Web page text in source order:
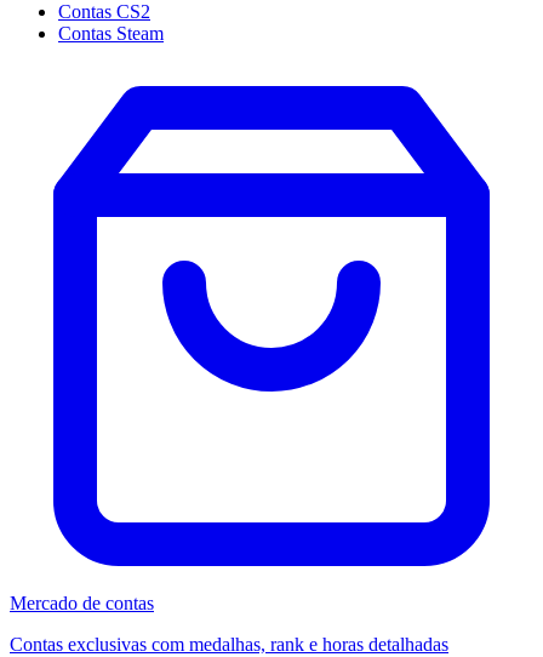
Contas CS2
Contas Steam
Mercado de contas
Contas exclusivas com medalhas, rank e horas detalhadas